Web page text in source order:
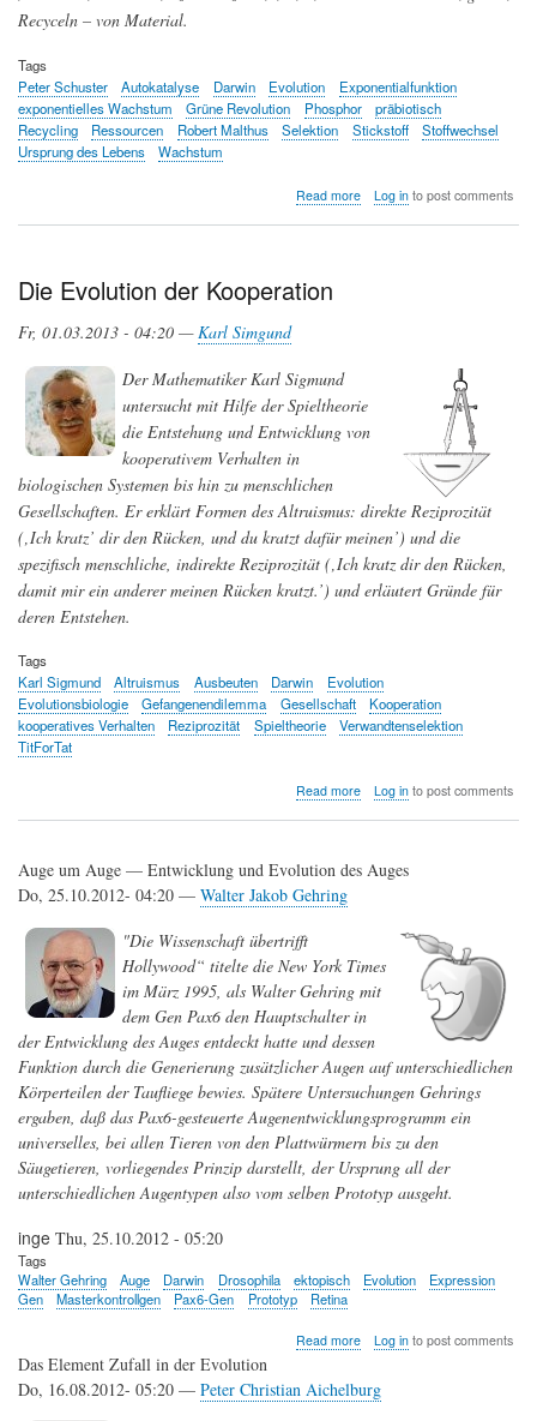
Recyceln – von Material.
Tags
Peter Schuster
Autokatalyse Darwin Evolution
Exponentialfunktion
exponentielles Wachstum
Grüne Revolution Phosphor
präbiotisch
Recycling
Ressourcen Robert Malthus Selektion Stickstoff
Stoffwechsel
Ursprung des Lebens
Wachstum
Read moreabout
modernen
Gesellschaft.
Log into post comments
Die Evolution der Kooperation
Fr, 01.03.2013 - 04:20 —Karl Simgund
Der Mathematiker Karl Sigmund
untersucht mit Hilfe der Spieltheorie
die Entstehung und Entwicklung von
kooperativem Verhalten in
biologischen Systemen bis hin zu menschlichen
Gesellschaften. Er erklärt Formen des Altruismus: direkte Reziprozität
(‚Ich kratz’ dir den Rücken, und du kratzt dafür meinen’) und die
spezifisch menschliche, indirekte Reziprozität (‚Ich kratz dir den Rücken,
damit mir ein anderer meinen Rücken kratzt.’) und erläutert Gründe für
deren Entstehen.
Tags
Karl Sigmund
Altruismus Ausbeuten Darwin
Evolution
Evolutionsbiologie
Gefangenendilemma Gesellschaft
Kooperation
kooperatives Verhalten
Reziprozität Spieltheorie
Verwandtenselektion
TitForTat
Read moreabout
Kooperation
Log into post comments
Auge um Auge — Entwicklung und Evolution des Auges
Do, 25.10.2012- 04:20 — Walter Jakob Gehring
"Die Wissenschaft übertrifft
Hollywood“ titelte die New York Times
im März 1995, als Walter Gehring mit
dem Gen Pax6 den Hauptschalter in
der Entwicklung des Auges entdeckt hatte und dessen
Funktion durch die Generierung zusätzlicher Augen auf unterschiedlichen
Körperteilen der Taufliege bewies. Spätere Untersuchungen Gehrings
ergaben, daß das Pax6-gesteuerte Augenentwicklungsprogramm ein
universelles, bei allen Tieren von den Plattwürmern bis zu den
Säugetieren, vorliegendes Prinzip darstellt, der Ursprung all der
unterschiedlichen Augentypen also vom selben Prototyp ausgeht.
inge Thu, 25.10.2012 - 05:20
Tags
Walter Gehring
Auge Darwin Drosophila ektopisch Evolution
Expression
Gen
Masterkontrollgen Pax6-Gen Prototyp Retina
Read moreabout
Auge
Auge
Log into post comments
Das Element Zufall in der Evolution
Do, 16.08.2012- 05:20 — Peter Christian Aichelburg